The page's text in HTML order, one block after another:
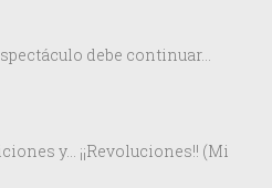
debe continuar…
y… ¡¡Revoluciones!! (Mi